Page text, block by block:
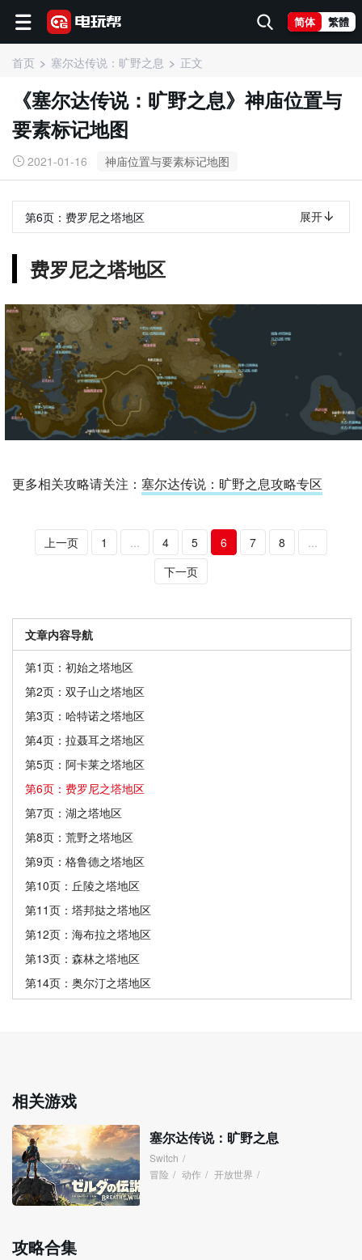
简体 繁體
首页 塞尔达传说：旷野之息 正文
《塞尔达传说：旷野之息》神庙位置与
要素标记地图
2021-01-16 神庙位置与要素标记地图
第6页： 费罗尼之塔地区 展开
费罗尼之塔地区
更多相关攻略请关注： 塞尔达传说：旷野之息攻略专区
上一页 1 ... 4 5 6 7 8
...
下一页
文章内容导航
第1页：初始之塔地区
第2页：双子山之塔地区
第3页：哈特诺之塔地区
第4页：拉聂耳之塔地区
第5页：阿卡莱之塔地区
第6页：费罗尼之塔地区
第7页：湖之塔地区
第8页：荒野之塔地区
第9页：格鲁德之塔地区
第10页：丘陵之塔地区
第11页：塔邦挞之塔地区
第12页：海布拉之塔地区
第13页：森林之塔地区
第14页：奥尔汀之塔地区
相关游戏
塞尔达传说：旷野之息
Switch /
冒险 / 动作 / 开放世界 /
攻略合集